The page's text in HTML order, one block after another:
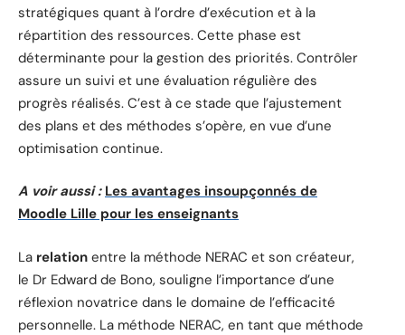
stratégiques quant à l’ordre d’exécution et à la
répartition des ressources. Cette phase est
déterminante pour la gestion des priorités. Contrôler
assure un suivi et une évaluation régulière des
progrès réalisés. C’est à ce stade que l’ajustement
des plans et des méthodes s’opère, en vue d’une
optimisation continue.
A voir aussi : Les avantages insoupçonnés de
Moodle Lille pour les enseignants
La relation entre la méthode NERAC et son créateur,
le Dr Edward de Bono, souligne l’importance d’une
réflexion novatrice dans le domaine de l’efficacité
personnelle. La méthode NERAC, en tant que méthode